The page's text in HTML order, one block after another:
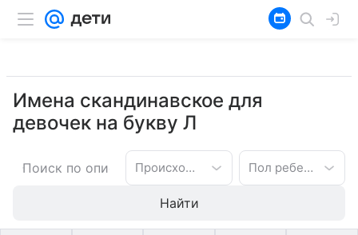
Имена скандинавское для
девочек на букву Л
Происхождение имени Пол ребенка
Найти